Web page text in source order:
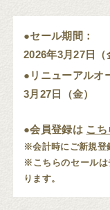
●セール期間：
2026年3月27日（
●リニューアルオ
3月27日（金）
●会員登録は こち
※会計時にご新規登
※こちらのセールは
ります。